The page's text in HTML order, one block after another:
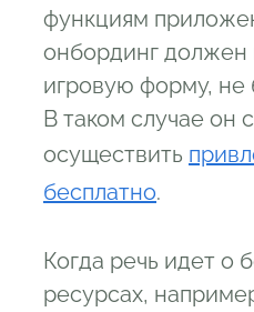
функциям
онбординг должен
игровую форму, не
В таком случае он
осуществить
бесплатно.
Когда речь идет о
ресурсах,